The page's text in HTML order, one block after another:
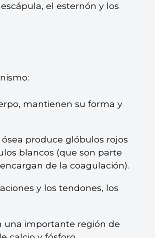
el esternón y los
mantienen su forma y
produce glóbulos rojos
blancos (que son parte
de la coagulación).
y los tendones, los
una importante región de